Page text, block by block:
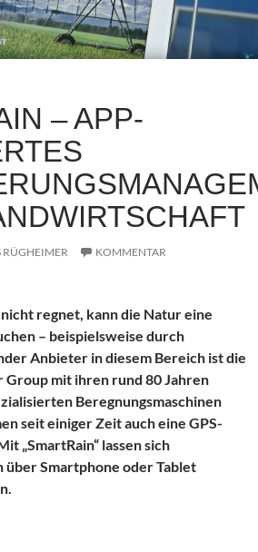
– APP-
RÜGHEIMER
KOMMENTAR
regnet, kann die Natur eine
– beispielsweise durch
Anbieter in diesem Bereich ist die
mit ihren rund 80 Jahren
Beregnungsmaschinen
seit einiger Zeit auch eine GPS-
„SmartRain“ lassen sich
über Smartphone oder Tablet
Bewässerungsmanagement in